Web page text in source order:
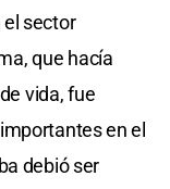
el sector
que hacía
vida, fue
en el
debió ser